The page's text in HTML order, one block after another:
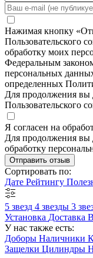
Нажимая кнопку
Пользовательского
обработку моих
Федеральным
персональных
определенных
Для продолжения вы
Пользовательского
Я согласен на
Для продолжения вы
обработку
Отправить отзыв
Сортировать по:
Дате Рейтингу
5 звезд 4 звезды 3
Установка Доставка
У нас также есть:
Доборы Наличники
Защелки Цилиндры